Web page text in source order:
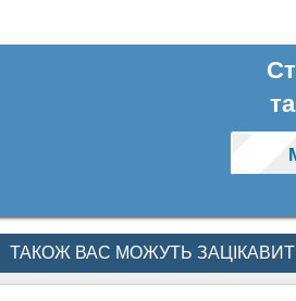
ТАКОЖ ВАС МОЖУТЬ